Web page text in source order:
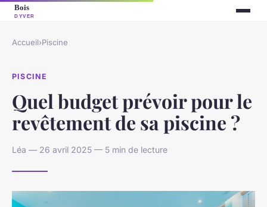
Accueil›Piscine
PISCINE
Quel budget prévoir pour le
revêtement de sa piscine ?
Léa — 26 avril 2025 — 5 min de lecture